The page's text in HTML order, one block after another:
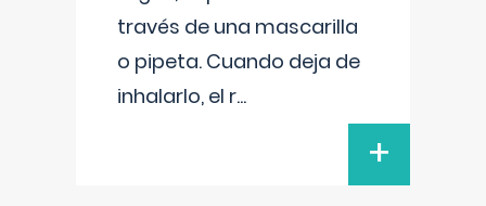
través de una mascarilla
o pipeta. Cuando deja de
inhalarlo, el r...
+